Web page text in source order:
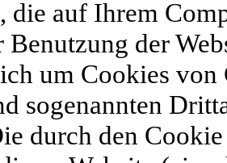
die auf Ihrem
Benutzung der
um Cookies
sogenannten
durch den